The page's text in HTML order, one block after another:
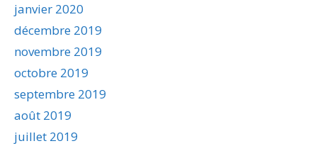
janvier 2020
décembre 2019
novembre 2019
octobre 2019
septembre 2019
août 2019
juillet 2019